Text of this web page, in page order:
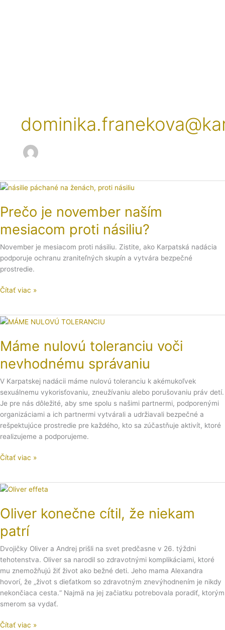
Prečo je november naším
mesiacom proti násiliu?
November je mesiacom proti násiliu. Zistite, ako Karpatská nadácia
podporuje ochranu zraniteľných skupín a vytvára bezpečné
prostredie.
Prečo
november
naším
mesiacom
Čítať viac »
Máme nulovú toleranciu voči
nevhodnému správaniu
V Karpatskej nadácii máme nulovú toleranciu k akémukoľvek
sexuálnemu vykorisťovaniu, zneužívaniu alebo porušovaniu práv detí.
Je pre nás dôležité, aby sme spolu s našimi partnermi, podporenými
organizáciami a ich partnermi vytvárali a udržiavali bezpečné a
rešpektujúce prostredie pre každého, kto sa zúčastňuje aktivít, ktoré
realizujeme a podporujeme.
Máme
toleranciu
voči
nevhodnému
Čítať viac »
Oliver konečne cítil, že niekam
patrí
Dvojičky Oliver a Andrej prišli na svet predčasne v 26. týždni
tehotenstva. Oliver sa narodil so zdravotnými komplikáciami, ktoré
mu znemožňujú žiť život ako bežné deti. Jeho mama Alexandra
hovorí, že „život s dieťatkom so zdravotným znevýhodnením je nikdy
nekončiaca cesta.“ Najmä na jej začiatku potrebovala poradiť, ktorým
smerom sa vydať.
Oliver
cítil,
že
niekam
Čítať viac »